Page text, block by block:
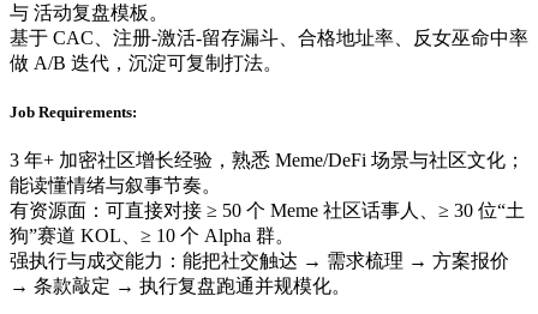
与 活动复盘模板。
基于 CAC、注册-激活-留存漏斗、合格地址率、反女巫命中率
做 A/B 迭代，沉淀可复制打法。
Job Requirements:
3 年+ 加密社区增长经验，熟悉 Meme/DeFi 场景与社区文化；
能读懂情绪与叙事节奏。
有资源面：可直接对接 ≥ 50 个 Meme 社区话事人、≥ 30 位“土
狗”赛道 KOL、≥ 10 个 Alpha 群。
强执行与成交能力：能把社交触达 → 需求梳理 → 方案报价
→ 条款敲定 → 执行复盘跑通并规模化。